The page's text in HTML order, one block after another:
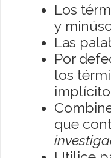
Los
y
Las
Por
los
que